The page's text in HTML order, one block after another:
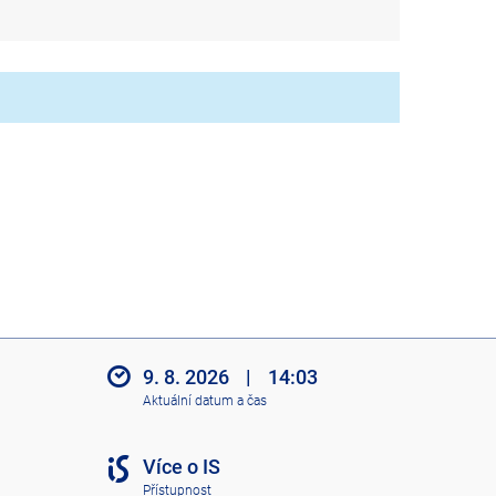
9. 8. 2026 | 14:03
Aktuální datum a čas
Více o IS
Přístupnost